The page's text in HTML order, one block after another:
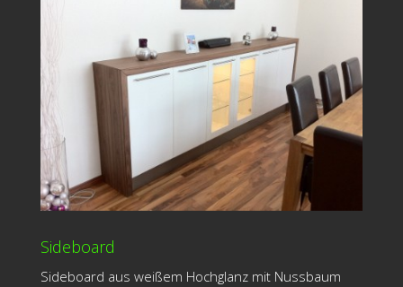
Sideboard
Sideboard aus weißem Hochglanz mit Nussbaum